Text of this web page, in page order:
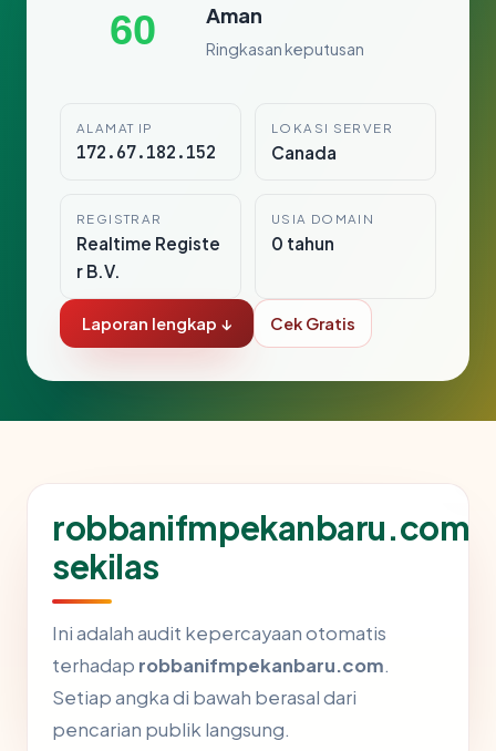
60 Aman
Ringkasan keputusan
ALAMAT IP
172.67.182.152
LOKASI SERVER
Canada
REGISTRAR
Realtime Registe
r B.V.
USIA DOMAIN
0 tahun
Laporan lengkap ↓ Cek Gratis
robbanifmpekanbaru.com
sekilas
Ini adalah audit kepercayaan otomatis
terhadap robbanifmpekanbaru.com.
Setiap angka di bawah berasal dari
pencarian publik langsung.